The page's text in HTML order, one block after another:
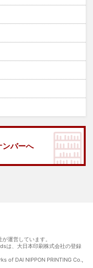
バーへ
運営しています。
は、大日本印刷株式会社の登録
of DAI NIPPON PRINTING Co.,